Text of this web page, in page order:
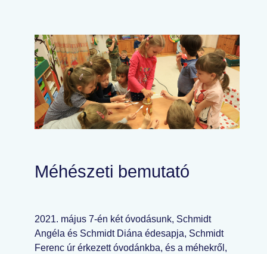
Méhészeti bemutató
2021. május 7-én két óvodásunk, Schmidt
Angéla és Schmidt Diána édesapja, Schmidt
Ferenc úr érkezett óvodánkba, és a méhekről,